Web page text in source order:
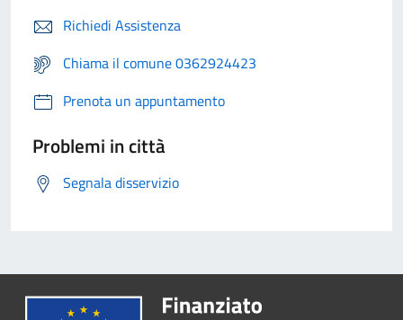
Richiedi Assistenza
Chiama il comune 0362924423
Prenota un appuntamento
Problemi in città
Segnala disservizio